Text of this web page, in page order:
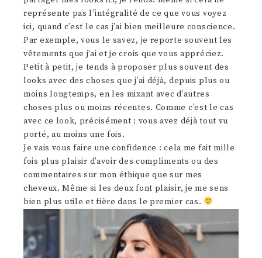
représente pas l’intégralité de ce que vous voyez
ici, quand c’est le cas j’ai bien meilleure conscience.
Par exemple, vous le savez, je reporte souvent les
vêtements que j’ai et je crois que vous appréciez.
Petit à petit, je tends à proposer plus souvent des
looks avec des choses que j’ai déjà, depuis plus ou
moins longtemps, en les mixant avec d’autres
choses plus ou moins récentes. Comme c’est le cas
avec ce look, précisément : vous avez déjà tout vu
porté, au moins une fois.
Je vais vous faire une confidence : cela me fait mille
fois plus plaisir d’avoir des compliments ou des
commentaires sur mon éthique que sur mes
cheveux. Même si les deux font plaisir, je me sens
bien plus utile et fière dans le premier cas.